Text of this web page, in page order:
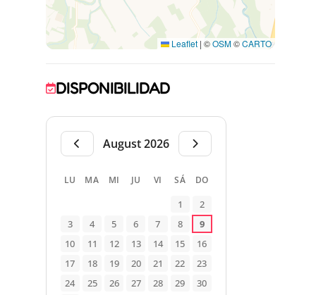
Monastir del Camp.
Leaflet | ©OSM©CARTO
DISPONIBILIDAD
August 2026
LU MA MI JU VI SÁ DO
1
2
3
4 5 6 7 8
9
10
11 12 13 14 15
16
17
18 19 20 21 22
23
24
25 26 27 28 29
30